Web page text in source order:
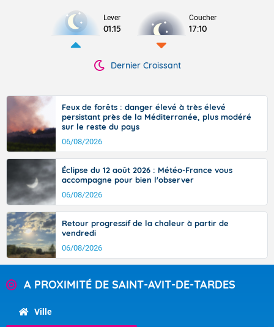
Lever
01:15
Coucher
17:10
Dernier Croissant
Feux de forêts : danger élevé à très élevé
persistant près de la Méditerranée, plus modéré
sur le reste du pays
06/08/2026
Éclipse du 12 août 2026 : Météo-France vous
accompagne pour bien l'observer
06/08/2026
Retour progressif de la chaleur à partir de
vendredi
06/08/2026
A PROXIMITÉ DE SAINT-AVIT-DE-TARDES
Ville